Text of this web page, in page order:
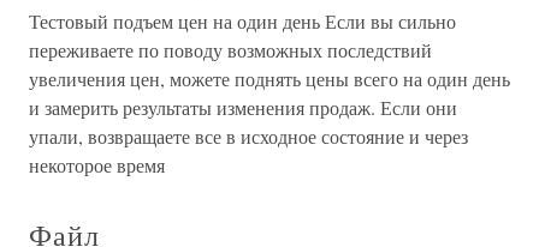
Тестовый подъем цен на один день Если вы сильно
переживаете по поводу возможных последствий
увеличения цен, можете поднять цены всего на один день
и замерить результаты изменения продаж. Если они
упали, возвращаете все в исходное состояние и через
некоторое время
Файл